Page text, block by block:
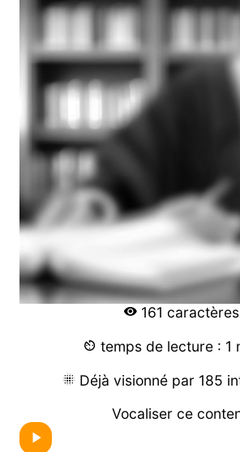
161 caractères
temps de lecture : 1
Déjà visionné par 185
Vocaliser ce